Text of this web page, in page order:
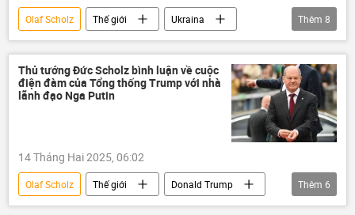
Olaf Scholz Thế giới
Ukraina
Nga
Châu Âu
Vladimir Putin
EU
viện trợ quân sự
đàm phán
Chiến dịch quân sự đặc biệt tại Ukraina
Thêm 8
Thủ tướng Đức Scholz bình luận về cuộc
điện đàm của Tổng thống Trump với nhà
lãnh đạo Nga Putin
14 Tháng Hai 2025, 06:02
Olaf Scholz Thế giới
Donald Trump
Vladimir Putin
Nga
Ukraina
Thêm 6